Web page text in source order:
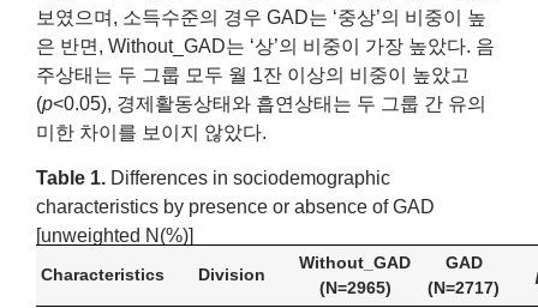
보였으며, 소득수준의 경우 GAD는 ‘중상’의 비중이 높
은 반면, Without_GAD는 ‘상’의 비중이 가장 높았다. 음
주상태는 두 그룹 모두 월 1잔 이상의 비중이 높았고
(p<0.05), 경제활동상태와 흡연상태는 두 그룹 간 유의
미한 차이를 보이지 않았다.
Table 1. Differences in sociodemographic
characteristics by presence or absence of GAD
[unweighted N(%)]
Characteristics Division
Without_GAD
(N=2965)
GAD
(N=2717)